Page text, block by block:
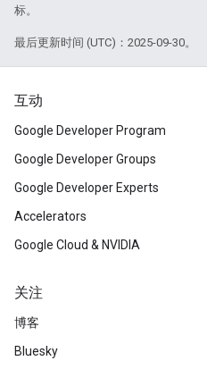
标。
最后更新时间 (UTC)：2025-09-30。
互动
Google Developer Program
Google Developer Groups
Google Developer Experts
Accelerators
Google Cloud & NVIDIA
关注
博客
Bluesky